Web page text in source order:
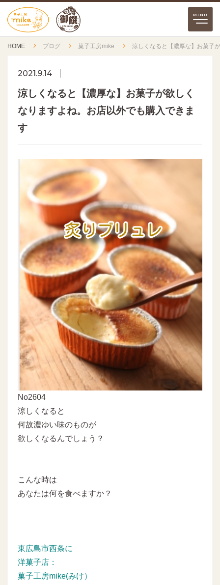
HOME ブログ 菓子工房mike 涼しくなると【濃厚な】お菓子
2021.9.14
涼しくなると【濃厚な】お菓子が欲しく
なりますよね。お店以外でも購入できま
す
No2604
涼しくなると
何故濃ゆい味のものが
欲しくなるんでしょう？
こんな時は
あなたは何を食べますか？
東広島市西条に
洋菓子店：
菓子工房mike(みけ）